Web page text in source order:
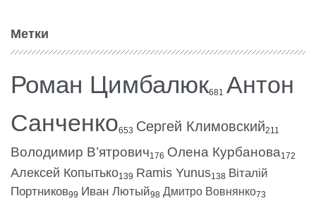
Метки
Роман Цимбалюк681 Антон
Санченко653 Сергей Климовский211
Володимир В’ятрович176 Олена Курбанова172
Алексей Копытько139 Ramis Yunus138 Віталій
Портников99 Иван Лютый98 Дмитро Вовнянко73